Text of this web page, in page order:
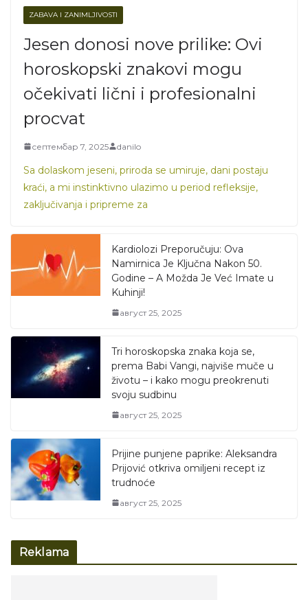
ZABAVA I ZANIMLJIVOSTI
Jesen donosi nove prilike: Ovi
horoskopski znakovi mogu
očekivati lični i profesionalni
procvat
септембар 7, 2025 danilo
Sa dolaskom jeseni, priroda se umiruje, dani postaju
kraći, a mi instinktivno ulazimo u period refleksije,
zaključivanja i pripreme za
Kardiolozi Preporučuju: Ova
Namirnica Je Ključna Nakon 50.
Godine – A Možda Je Već Imate u
Kuhinji!
август 25, 2025
Tri horoskopska znaka koja se,
prema Babi Vangi, najviše muče u
životu – i kako mogu preokrenuti
svoju sudbinu
август 25, 2025
Prijine punjene paprike: Aleksandra
Prijović otkriva omiljeni recept iz
trudnoće
август 25, 2025
Reklama